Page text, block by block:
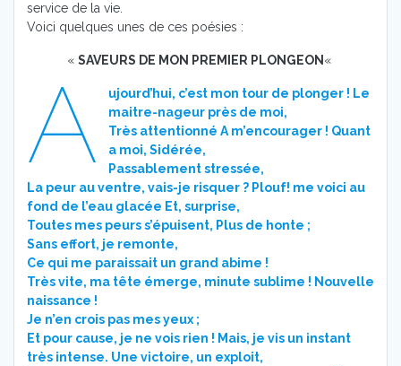
service de la vie.
Voici quelques unes de ces poésies :
« SAVEURS DE MON PREMIER PLONGEON «
A
ujourd’hui, c’est mon tour de plonger ! Le
maitre-nageur près de moi,
Très attentionné A m’encourager ! Quant
a moi, Sidérée,
Passablement stressée,
La peur au ventre, vais-je risquer ? Plouf! me voici au
fond de l’eau glacée Et, surprise,
Toutes mes peurs s’épuisent, Plus de honte ;
Sans effort, je remonte,
Ce qui me paraissait un grand abime !
Très vite, ma tête émerge, minute sublime ! Nouvelle
naissance !
Je n’en crois pas mes yeux ;
Et pour cause, je ne vois rien ! Mais, je vis un instant
très intense. Une victoire, un exploit,